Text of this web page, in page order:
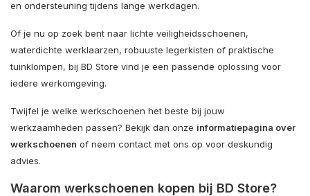
en ondersteuning tijdens lange werkdagen.
Of je nu op zoek bent naar lichte veiligheidsschoenen,
waterdichte werklaarzen, robuuste legerkisten of praktische
tuinklompen, bij BD Store vind je een passende oplossing voor
iedere werkomgeving.
Twijfel je welke werkschoenen het beste bij jouw
werkzaamheden passen? Bekijk dan onze informatiepagina over
werkschoenen of neem contact met ons op voor deskundig
advies.
Waarom werkschoenen kopen bij BD Store?